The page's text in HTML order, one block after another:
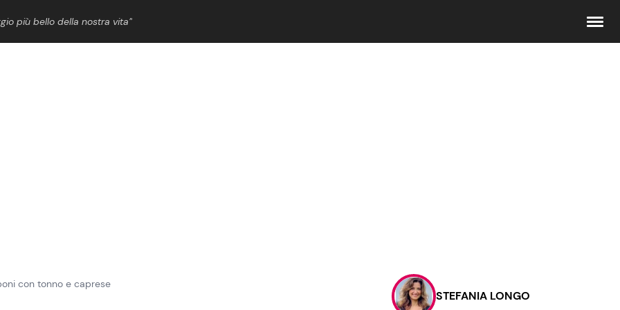
più bello della nostra vita”
Contattaci
Pubblicità
con tonno e caprese
STEFANIA LONGO